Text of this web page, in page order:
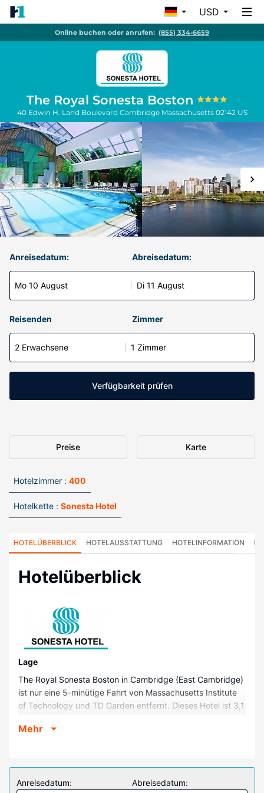
USD
Online buchen oder anrufen: (855) 334-6659
The Royal Sonesta Boston
40 Edwin H. Land Boulevard Cambridge Massachusetts 02142 US
Anreisedatum:
Mo 10 August
Abreisedatum:
Di 11 August
Reisenden Zimmer
2 Erwachsene 1 Zimmer
Verfügbarkeit prüfen
Preise Karte
Hotelzimmer : 400
Hotelkette : Sonesta Hotel
HOTELÜBERBLICK HOTELAUSSTATTUNG HOTELINFORMATION
Hotelüberblick
Lage
The Royal Sonesta Boston in Cambridge (East Cambridge)
ist nur eine 5-minütige Fahrt von Massachusetts Institute
of Technology und TD Garden entfernt. Dieses Hotel ist 3,1
England Aquarium entfernt.
Fühl dich in einem der 400 klimatisierten Zimmer mit LCD-
Fernseher wie zu Hause. Ein WLAN-Internetzugang
Mehr
Anreisedatum: Abreisedatum: